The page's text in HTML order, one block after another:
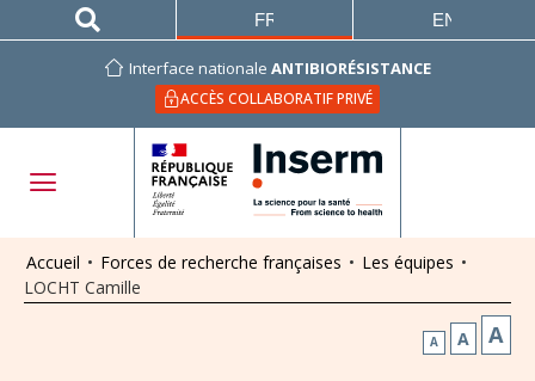
Interface nationale ANTIBIORÉSISTANCE
ACCÈS COLLABORATIF PRIVÉ
FRANÇAIS ENGLISH
Accueil • Forces de recherche françaises • Les équipes •
LOCHT Camille
A A A